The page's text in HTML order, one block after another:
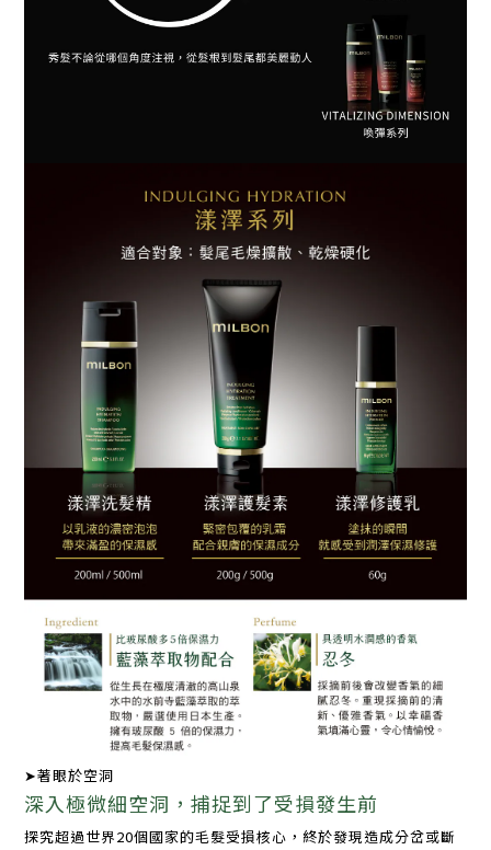
➤著眼於空洞
深入極微細空洞，捕捉到了受損發生前
探究超過世界20個國家的毛髮受損核心， 終於發現造成分岔或斷